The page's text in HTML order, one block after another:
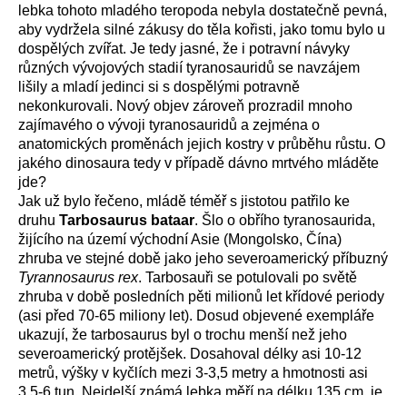
lebka tohoto mladého teropoda nebyla dostatečně pevná,
aby vydržela silné zákusy do těla kořisti, jako tomu bylo u
dospělých zvířat. Je tedy jasné, že i potravní návyky
různých vývojových stadií tyranosauridů se navzájem
lišily a mladí jedinci si s dospělými potravně
nekonkurovali. Nový objev zároveň prozradil mnoho
zajímavého o vývoji tyranosauridů a zejména o
anatomických proměnách jejich kostry v průběhu růstu. O
jakého dinosaura tedy v případě dávno mrtvého mláděte
jde?
Jak už bylo řečeno, mládě téměř s jistotou patřilo ke
druhu Tarbosaurus bataar. Šlo o obřího tyranosaurida,
žijícího na území východní Asie (Mongolsko, Čína)
zhruba ve stejné době jako jeho severoamerický příbuzný
Tyrannosaurus rex. Tarbosauři se potulovali po světě
zhruba v době posledních pěti milionů let křídové periody
(asi před 70-65 miliony let). Dosud objevené exempláře
ukazují, že tarbosaurus byl o trochu menší než jeho
severoamerický protějšek. Dosahoval délky asi 10-12
metrů, výšky v kyčlích mezi 3-3,5 metry a hmotnosti asi
3,5-6 tun. Nejdelší známá lebka měří na délku 135 cm, je